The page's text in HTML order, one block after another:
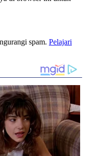
spam. Pelajari